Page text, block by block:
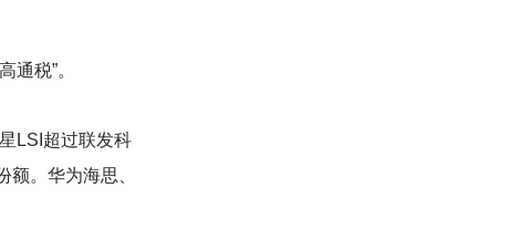
通税”。
LSI超过联发科
。华为海思、